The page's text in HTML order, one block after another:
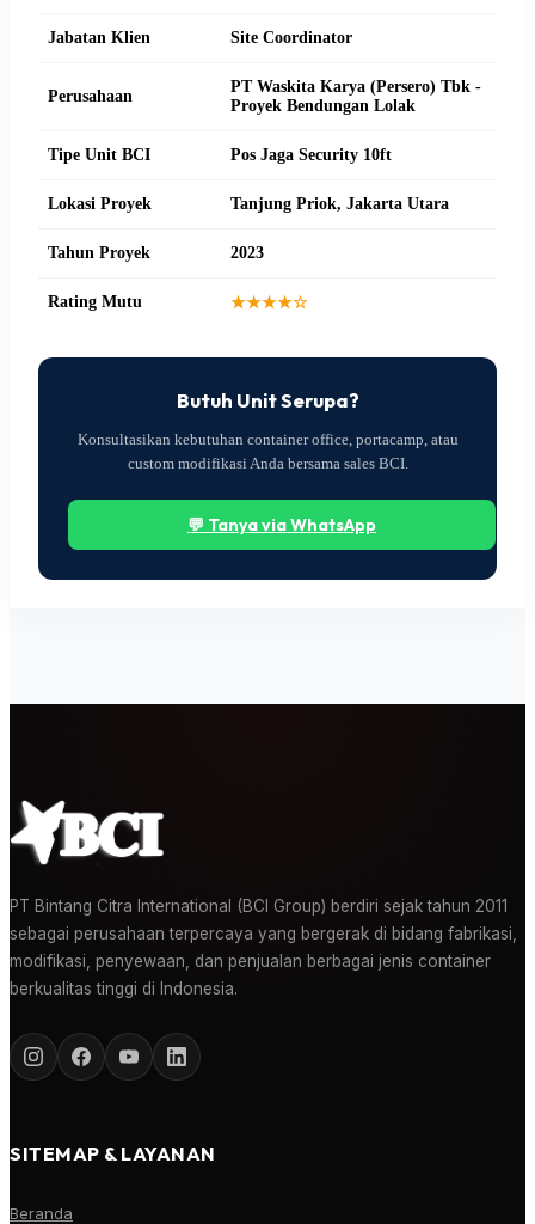
Jabatan Klien Site Coordinator
Perusahaan
PT Waskita Karya (Persero) Tbk -
Proyek Bendungan Lolak
Tipe Unit BCI Pos Jaga Security 10ft
Lokasi Proyek Tanjung Priok, Jakarta Utara
Tahun Proyek 2023
Rating Mutu ★★★★☆
Butuh Unit Serupa?
Konsultasikan kebutuhan container office, portacamp, atau
custom modifikasi Anda bersama sales BCI.
💬 Tanya via WhatsApp
PT Bintang Citra International (BCI Group) berdiri sejak tahun 2011
sebagai perusahaan terpercaya yang bergerak di bidang fabrikasi,
modifikasi, penyewaan, dan penjualan berbagai jenis container
berkualitas tinggi di Indonesia.
SITEMAP & LAYANAN
Beranda